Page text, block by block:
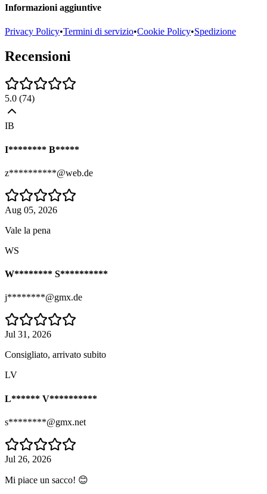
Informazioni aggiuntive
Privacy Policy•Termini di servizio•Cookie Policy•Spedizione
Recensioni
5.0 (74)
IB
I******** B*****
z**********@web.de
Aug 05, 2026
Vale la pena
WS
W******** S**********
j********@gmx.de
Jul 31, 2026
Consigliato, arrivato subito
LV
L****** V**********
s********@gmx.net
Jul 26, 2026
Mi piace un sacco! 😊